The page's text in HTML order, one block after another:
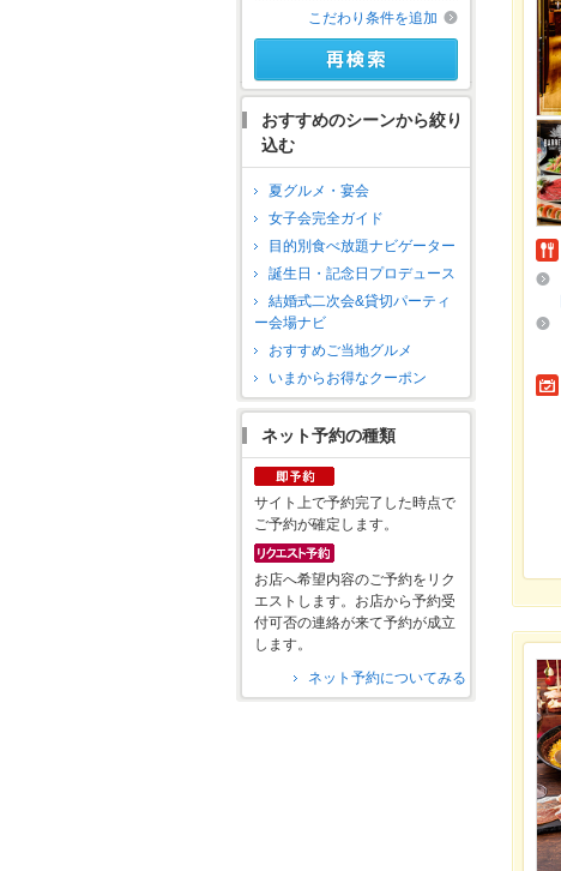
こだわり条件を追加
おすすめのシーンから絞り
込む
夏グルメ・宴会
女子会完全ガイド
目的別食べ放題ナビゲーター
誕生日・記念日プロデュース
結婚式二次会&貸切パーティ
ー会場ナビ
おすすめご当地グルメ
いまからお得なクーポン
ネット予約の種類
サイト上で予約完了した時点で
ご予約が確定します。
お店へ希望内容のご予約をリク
エストします。お店から予約受
付可否の連絡が来て予約が成立
します。
ネット予約についてみる